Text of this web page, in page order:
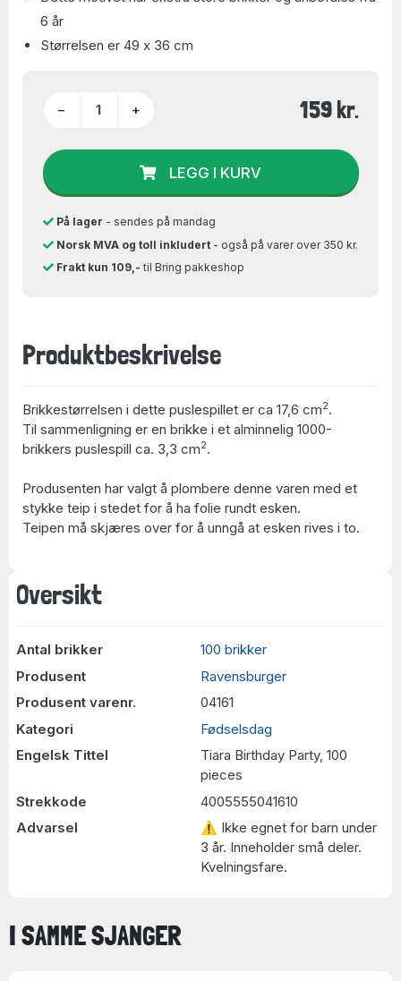
Oversikt
Antal brikker
100 brikker
Produsent
Ravensburger
Produsent varenr.
04161
Kategori
Fødselsdag
Engelsk Tittel
Tiara Birthday Party, 100
pieces
Strekkode
4005555041610
Advarsel
⚠ Ikke egnet for barn under
3 år. Inneholder små deler.
Kvelningsfare.
6 år
Størrelsen er 49 x 36 cm
− + 159 kr.
LEGG I KURV
På lager - sendes på mandag
Norsk MVA og toll inkludert- også på varer over 350 kr.
Frakt kun 109,- til Bring pakkeshop
Produktbeskrivelse
Brikkestørrelsen i dette puslespillet er ca 17,6 cm2.
Til sammenligning er en brikke i et alminnelig 1000-
brikkers puslespill ca. 3,3 cm2.
Produsenten har valgt å plombere denne varen med et
stykke teip i stedet for å ha folie rundt esken.
Teipen må skjæres over for å unngå at esken rives i to.
I SAMME SJANGER